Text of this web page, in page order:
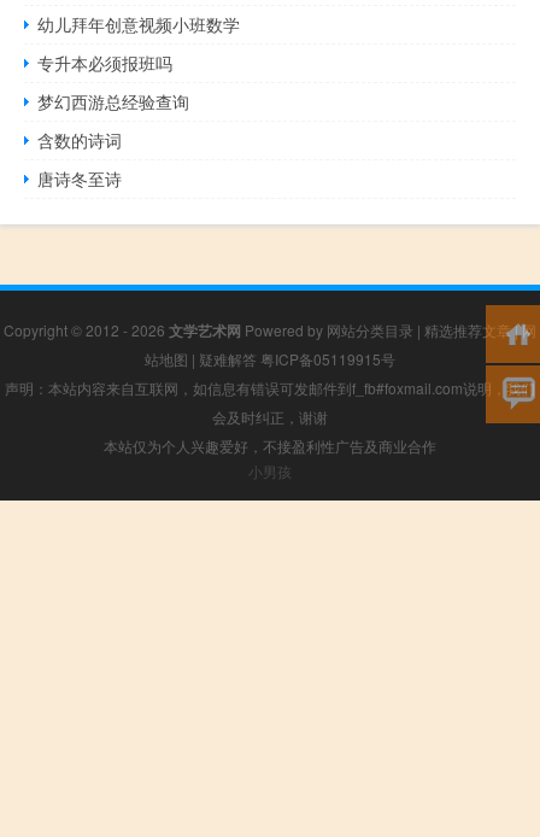
幼儿拜年创意视频小班数学
专升本必须报班吗
梦幻西游总经验查询
含数的诗词
唐诗冬至诗
Copyright © 2012 - 2026 文学艺术网 Powered by 网站分类目录 | 精选推荐文章|网
站地图 | 疑难解答 粤ICP备05119915号
声明：本站内容来自互联网，如信息有错误可发邮件到f_fb#foxmail.com说明，我们
会及时纠正，谢谢
本站仅为个人兴趣爱好，不接盈利性广告及商业合作
小男孩